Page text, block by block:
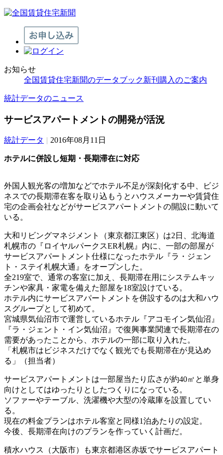
お知らせ
全国賃貸住宅新聞のデータブック新刊購入のご案内
統計データのニュース
サービスアパートメントの開発が活況
統計データ | 2016年08月11日
ホテルに併設し短期・長期滞在に対応
外国人観光客の増加などでホテル不足が深刻化する中、ビジ
ネスでの長期滞在客を取り込もうとハウスメーカーや賃貸住
宅の企画会社などがサービスアパートメントの開設に動いて
いる。
大和リビングマネジメント（東京都江東区）は2日、北海道
札幌市の『ロイヤルパークスER札幌』内に、一部の部屋が
サービスアパートメント仕様になったホテル『ラ・ジェン
ト・ステイ札幌大通』をオープンした。
全219室で、通常の客室に加え、長期滞在用にシステムキッ
チンや家具・家電を備えた部屋を18室設けている。
ホテル内にサービスアパートメントを併設するのは大和ハウ
スグループとして初めて。
宮城県気仙沼市で運営しているホテル『アコモイン気仙沼』
『ラ・ジェント・イン気仙沼』で復興事業関連で長期滞在の
需要があったことから、ホテルの一部に取り入れた。
「札幌市はビジネスだけでなく観光でも長期滞在が見込め
る」（担当者）
サービスアパートメントは一部屋当たり広さが約40㎡と単身
向けとしてはゆったりとしたつくりになっている。
ソファーやテーブル、洗濯機や大型の冷蔵庫を設置してい
る。
現在の料金プランはホテル客室と同様1泊あたりの設定。
今後、長期滞在向けのプランを作っていく計画だ。
積水ハウス（大阪市）も東京都港区赤坂でサービスアパート